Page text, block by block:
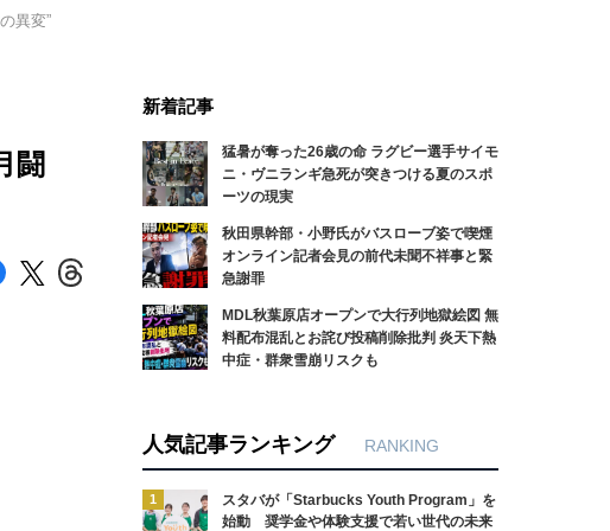
異変”
闘
新着記事
猛暑が奪った26歳の命 ラグビー選手サイモ
ニ・ヴニランギ急死が突きつける夏のスポ
ーツの現実
秋田県幹部・小野氏がバスローブ姿で喫煙
オンライン記者会見の前代未聞不祥事と緊
急謝罪
MDL秋葉原店オープンで大行列地獄絵図 無
料配布混乱とお詫び投稿削除批判 炎天下熱
中症・群衆雪崩リスクも
人気記事ランキング RANKING
1
スタバが「Starbucks Youth Program」を
始動 奨学金や体験支援で若い世代の未来